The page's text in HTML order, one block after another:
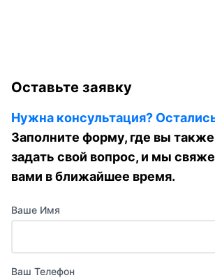
Оставьте заявку
Нужна консультация?
Заполните форму, где вы
задать свой вопрос, и мы
вами в ближайшее время.
Ваше Имя
Ваш Телефон